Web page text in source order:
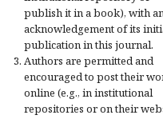
publish it in a book), with an
acknowledgement of its
publication in this journal.
Authors are permitted and
encouraged to post their
online (e.g., in institutional
repositories or on their